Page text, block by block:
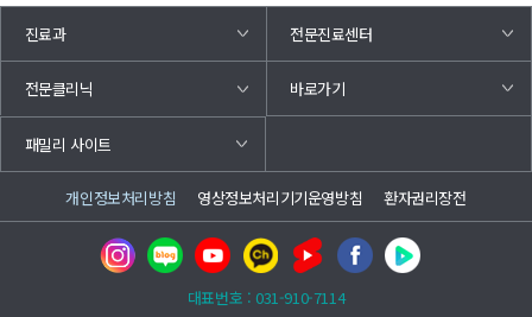
진료과 전문진료센터
전문클리닉 바로가기
패밀리 사이트
개인정보처리방침 영상정보처리기기운영방침 환자권리장전
대표번호 : 031-910-7114